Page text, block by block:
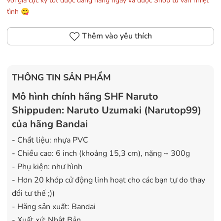
tình 😋
Thêm vào yêu thích
THÔNG TIN SẢN PHẨM
Mô hình chính hãng SHF Naruto
Shippuden: Naruto Uzumaki (Narutop99)
của hãng Bandai
- Chất liệu: nhựa PVC
- Chiều cao: 6 inch (khoảng 15,3 cm), nặng ~ 300g
- Phụ kiện: như hình
- Hơn 20 khớp cử động linh hoạt cho các bạn tự do thay
đổi tư thế ;))
- Hãng sản xuất: Bandai